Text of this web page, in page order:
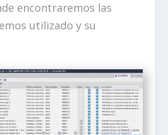
encontraremos las
utilizado y su